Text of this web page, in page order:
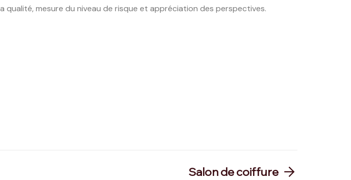
mesure du niveau de risque et appréciation des perspectives.
Salon de coiffure